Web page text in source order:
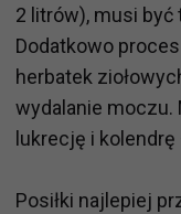
2 litrów), musi być
Dodatkowo
herbatek
wydalanie moczu.
lukrecję i kolendrę
Posiłki najlepiej